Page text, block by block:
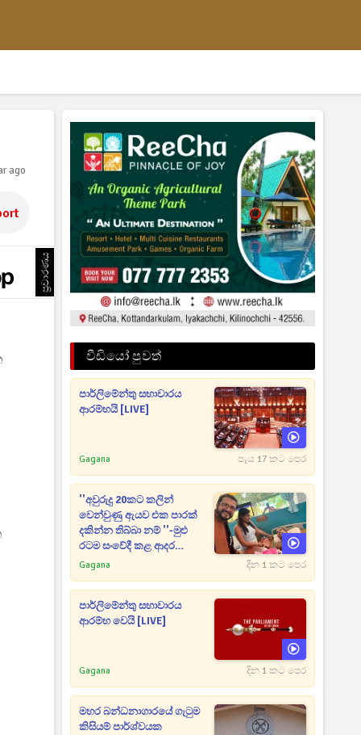
ago
ප්‍රචාරණය
වීඩියෝ පුවත්
පාර්ලිමේන්තු සභාවාරය
ආරම්භයි [LIVE]
Gagana පැය 17 කට පෙර
''අවුරුදු 20කට කලින්
වෙන්වුණු ඇයව එක පාරක්
දකින්න තිබ්බා නම් ''-මුළු
රටම සංවේදී කළ ආදර
අමරණීය මතකය
Gagana දින 1 කට පෙර
පාර්ලිමේන්තු සභාවාරය
ආරම්භ වෙයි [LIVE]
Gagana දින 1 කට පෙර
මහර බන්ධනාගාරයේ ගැටුම
කිසියම් පාර්ශ්වයක